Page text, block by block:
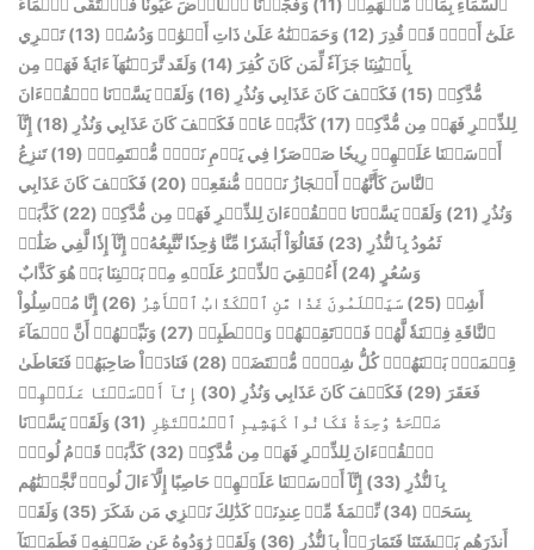
عَلَىٰٓ أَمۡرٖ قَدۡ قُدِرَ (12) وَحَمَلۡنَٰهُ عَلَىٰ ذَاتِ أَلۡوَٰحٖ وَدُسُرٖ (13)
تَجۡرِي
بِأَعۡيُنِنَا جَزَآءٗ لِّمَن كَانَ كُفِرَ (14)
وَلَقَد تَّرَكۡنَٰهَآ ءَايَةٗ فَهَلۡ مِن
مُّدَّكِرٖ (15) فَكَيۡفَ كَانَ عَذَابِي وَنُذُرِ (16)
وَلَقَدۡ يَسَّرۡنَا ٱلۡقُرۡءَانَ
لِلذِّكۡرِ فَهَلۡ مِن مُّدَّكِرٖ (17) كَذَّبَتۡ عَادٞ فَكَيۡفَ كَانَ عَذَابِي وَنُذُرِ (18)
إِنَّآ
أَرۡسَلۡنَا عَلَيۡهِمۡ رِيحٗا صَرۡصَرٗا فِي يَوۡمِ نَحۡسٖ مُّسۡتَمِرّٖ (19)
تَنزِعُ
ٱلنَّاسَ كَأَنَّهُمۡ أَعۡجَازُ نَخۡلٖ مُّنقَعِرٖ (20)
فَكَيۡفَ كَانَ عَذَابِي
وَنُذُرِ (21) وَلَقَدۡ يَسَّرۡنَا ٱلۡقُرۡءَانَ لِلذِّكۡرِ فَهَلۡ مِن مُّدَّكِرٖ (22)
كَذَّبَتۡ
ثَمُودُ بِٱلنُّذُرِ (23)
فَقَالُوٓاْ أَبَشَرٗا مِّنَّا وَٰحِدٗا نَّتَّبِعُهُۥٓ إِنَّآ إِذٗا لَّفِي ضَلَٰلٖ
وَسُعُرٍ (24)
أَءُلۡقِيَ ٱلذِّكۡرُ عَلَيۡهِ مِنۢ بَيۡنِنَا بَلۡ هُوَ كَذَّابٌ
أَشِرٞ (25) سَيَعۡلَمُونَ غَدٗا مَّنِ ٱلۡكَذَّابُ ٱلۡأَشِرُ (26)
إِنَّا مُرۡسِلُواْ
ٱلنَّاقَةِ فِتۡنَةٗ لَّهُمۡ فَٱرۡتَقِبۡهُمۡ وَٱصۡطَبِرۡ (27)
وَنَبِّئۡهُمۡ أَنَّ ٱلۡمَآءَ
قِسۡمَةُۢ بَيۡنَهُمۡۖ كُلُّ شِرۡبٖ مُّحۡتَضَرٞ (28)
فَنَادَوۡاْ صَاحِبَهُمۡ فَتَعَاطَىٰ
فَعَقَرَ (29) فَكَيۡفَ كَانَ عَذَابِي وَنُذُرِ (30)
إِنَّآ أَرۡسَلۡنَا عَلَيۡهِمۡ
صَيۡحَةٗ وَٰحِدَةٗ فَكَانُواْ كَهَشِيمِ ٱلۡمُحۡتَظِرِ (31)
وَلَقَدۡ يَسَّرۡنَا
ٱلۡقُرۡءَانَ لِلذِّكۡرِ فَهَلۡ مِن مُّدَّكِرٖ (32)
كَذَّبَتۡ قَوۡمُ لُوطِۭ
بِٱلنُّذُرِ (33)
إِنَّآ أَرۡسَلۡنَا عَلَيۡهِمۡ حَاصِبًا إِلَّآ ءَالَ لُوطٖۖ نَّجَّيۡنَٰهُم
بِسَحَرٖ (34) نِّعۡمَةٗ مِّنۡ عِندِنَاۚ كَذَٰلِكَ نَجۡزِي مَن شَكَرَ (35)
وَلَقَدۡ
أَنذَرَهُم بَطۡشَتَنَا فَتَمَارَوۡاْ بِٱلنُّذُرِ (36)
وَلَقَدۡ رَٰوَدُوهُ عَن ضَيۡفِهِۦ فَطَمَسۡنَآ